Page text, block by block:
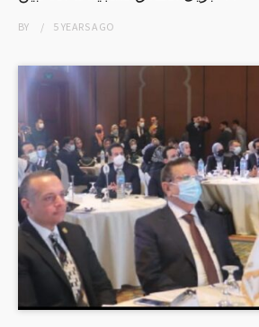
BY 5 YEARSAGO